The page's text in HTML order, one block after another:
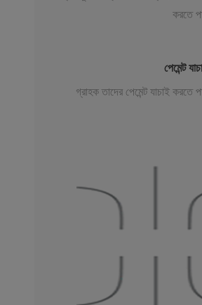
করতে
পেমেন্ট
গ্রাহক তাদের পেমেন্ট যাচাই করতে